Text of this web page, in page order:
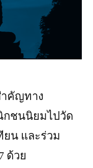
คัญทาง
ชนนิยมไปวัด
ยน และร่วม
ด้วย